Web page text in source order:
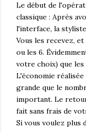
Le début de
classique : Après
l'interface, la
Vous les recevez, et
ou les 6.
votre choix) que les
L'économie
grande que le
important. Le
fait sans frais de
Si vous voulez plus